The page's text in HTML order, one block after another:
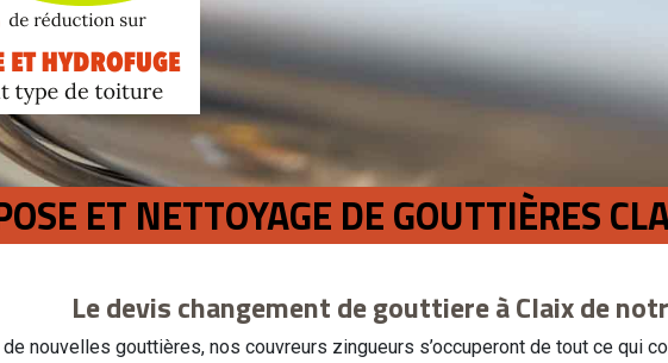
ET NETTOYAGE DE GOUTTIÈRES
Le devis changement de gouttiere à Claix de
nouvelles gouttières, nos couvreurs zingueurs s’occuperont de tout ce qui